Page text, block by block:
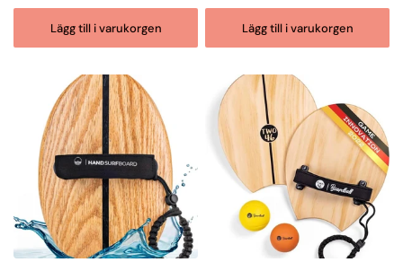
Lägg till i varukorgen Lägg till i varukorgen